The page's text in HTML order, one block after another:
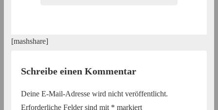
[mashshare]
Schreibe einen Kommentar
Deine E-Mail-Adresse wird nicht veröffentlicht.
Erforderliche Felder sind mit * markiert